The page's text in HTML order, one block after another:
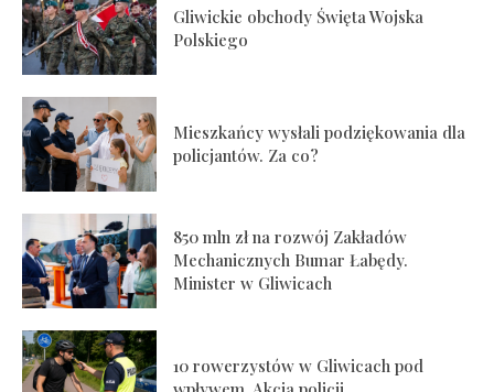
Gliwickie obchody Święta Wojska
Polskiego
Mieszkańcy wysłali podziękowania dla
policjantów. Za co?
850 mln zł na rozwój Zakładów
Mechanicznych Bumar Łabędy.
Minister w Gliwicach
10 rowerzystów w Gliwicach pod